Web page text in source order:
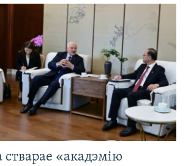
«акадэмію